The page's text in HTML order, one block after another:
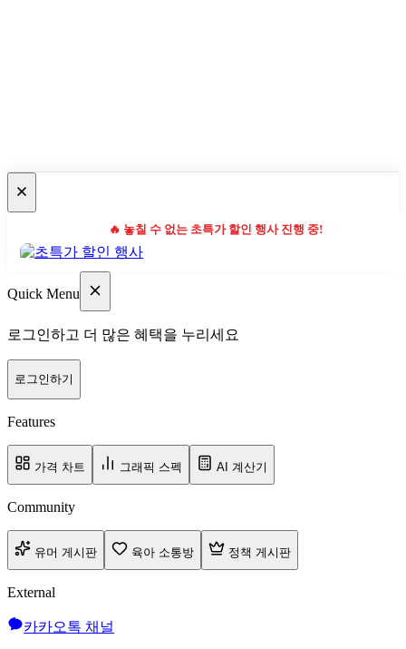
🔥 놓칠 수 없는 초특가 할인 행사 진행 중!
Quick Menu
로그인하고 더 많은 혜택을 누리세요
로그인하기
Features
가격 차트 그래픽 스펙 AI 계산기
Community
유머 게시판 육아 소통방 정책 게시판
External
카카오톡 채널